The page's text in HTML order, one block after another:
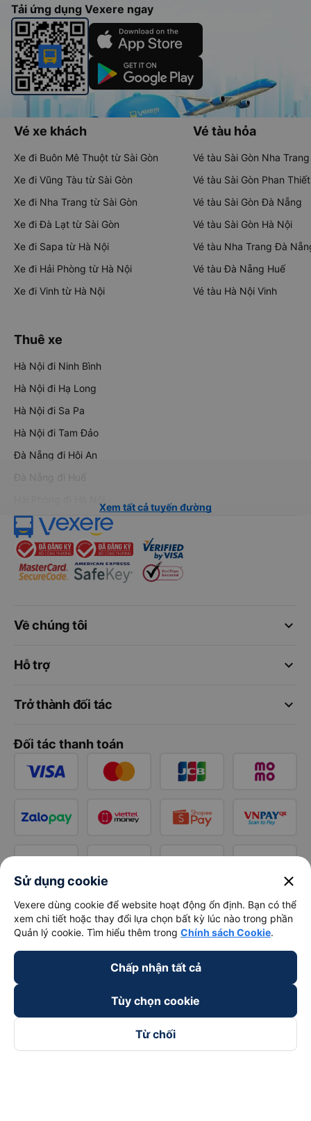
Tải ứng dụng Vexere ngay
Vé xe khách
Xe đi Buôn Mê Thuột từ Sài Gòn
Xe đi Vũng Tàu từ Sài Gòn
Xe đi Nha Trang từ Sài Gòn
Xe đi Đà Lạt từ Sài Gòn
Xe đi Sapa từ Hà Nội
Xe đi Hải Phòng từ Hà Nội
Xe đi Vinh từ Hà Nội
Vé tàu hỏa
Vé tàu Sài Gòn Nha Trang
Vé tàu Sài Gòn Phan Thiết
Vé tàu Sài Gòn Đà Nẵng
Vé tàu Sài Gòn Hà Nội
Vé tàu Nha Trang Đà
Vé tàu Đà Nẵng Huế
Vé tàu Hà Nội Vinh
Thuê xe
Hà Nội đi Ninh Bình
Hà Nội đi Hạ Long
Hà Nội đi Sa Pa
Hà Nội đi Tam Đảo
Đà Nẵng đi Hội An
Đà Nẵng đi Huế
Xem tất cả tuyến đường
keyboard_arrow_down
Về chúng tôi
keyboard_arrow_down
Hỗ trợ
keyboard_arrow_down
Trở thành đối tác
Đối tác thanh toán
Sử dụng cookie close
Vexere dùng cookie để website hoạt động ổn định. Bạn có thể
xem chi tiết hoặc thay đổi lựa chọn bất kỳ lúc nào trong phần
Quản lý cookie. Tìm hiểu thêm trong Chính sách Cookie.
Chấp nhận tất cả
Tùy chọn cookie
Từ chối